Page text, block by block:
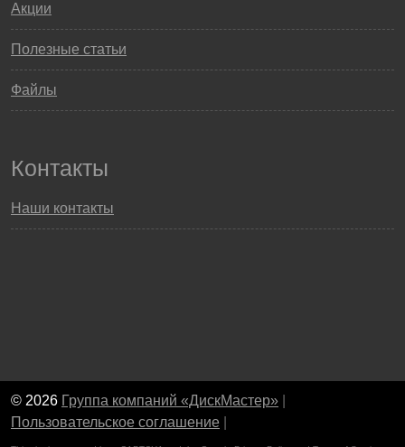
Акции
Полезные статьи
Файлы
Контакты
Наши контакты
© 2026 Группа компаний «ДискМастер»
Пользовательское соглашение